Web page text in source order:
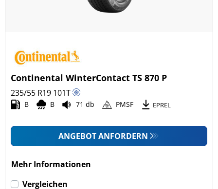
Continental WinterContact TS 870 P
235/55 R19 101T
B B 71 db PMSF EPREL
ANGEBOT ANFORDERN
Mehr Informationen
Vergleichen